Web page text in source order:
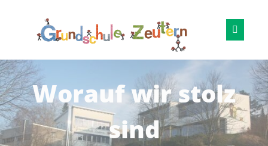
Worauf wir stolz
sind